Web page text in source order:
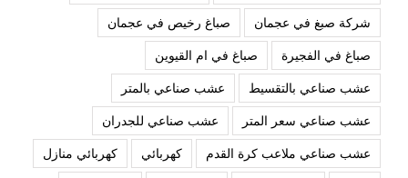
شركة صبغ في عجمان
صباغ رخيص في عجمان
صباغ في الفجيرة
صباغ في ام القيوين
عشب صناعي بالتقسيط
عشب صناعي بالمتر
عشب صناعي سعر المتر
عشب صناعي للجدران
عشب صناعي ملاعب كرة القدم
كهربائي كهربائي منازل